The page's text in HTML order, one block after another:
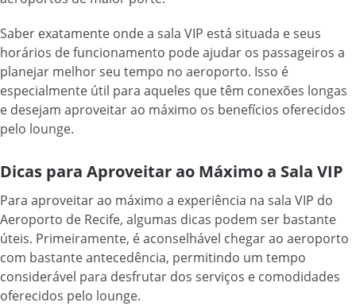
Saber exatamente onde a sala VIP está situada e seus
horários de funcionamento pode ajudar os passageiros a
planejar melhor seu tempo no aeroporto. Isso é
especialmente útil para aqueles que têm conexões longas
e desejam aproveitar ao máximo os benefícios oferecidos
pelo lounge.
Dicas para Aproveitar ao Máximo a Sala VIP
Para aproveitar ao máximo a experiência na sala VIP do
Aeroporto de Recife, algumas dicas podem ser bastante
úteis. Primeiramente, é aconselhável chegar ao aeroporto
com bastante antecedência, permitindo um tempo
considerável para desfrutar dos serviços e comodidades
oferecidos pelo lounge.